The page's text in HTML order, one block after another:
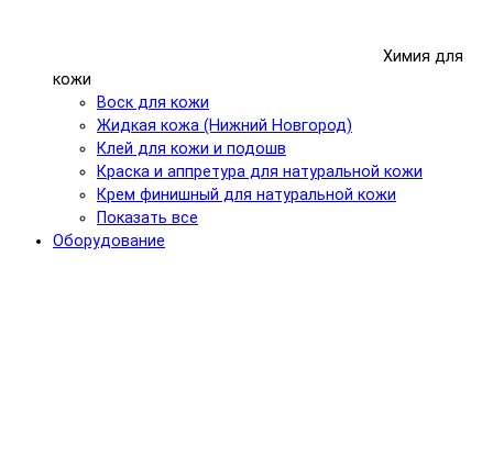
Химия для
кожи
Воск для кожи
Жидкая кожа (Нижний Новгород)
Клей для кожи и подошв
Краска и аппретура для натуральной кожи
Крем финишный для натуральной кожи
Показать все
Оборудование